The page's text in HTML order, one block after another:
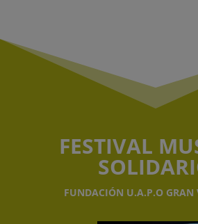
FESTIVAL
FUNDACIÓN U.A.P.O GRAN